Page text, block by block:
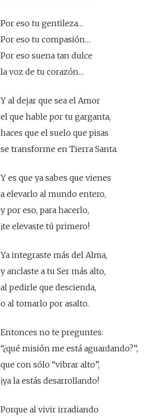
Por eso tu gentileza…
Por eso tu compasión…
Por eso suena tan dulce
la voz de tu corazón…
Y al dejar que sea el Amor
el que hable por tu garganta,
haces que el suelo que pisas
se transforme en Tierra Santa.
Y es que ya sabes que vienes
a elevarlo al mundo entero,
y por eso, para hacerlo,
¡te elevaste tú primero!
Ya integraste más del Alma,
y anclaste a tu Ser más alto,
al pedirle que descienda,
o al tomarlo por asalto.
Entonces no te preguntes:
“¿qué misión me está aguardando?”,
que con sólo “vibrar alto”,
¡ya la estás desarrollando!
Porque al vivir irradiando